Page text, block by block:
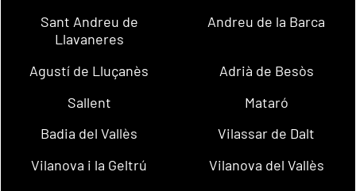
Sant Andreu de
Llavaneres
Andreu de la Barca
Agustí de Lluçanès
Adrià de Besòs
Sallent
Mataró
Badia del Vallès
Vilassar de Dalt
Vilanova i la Geltrú
Vilanova del Vallès